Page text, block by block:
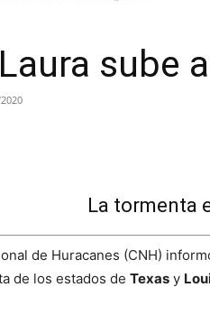
sube
La tormenta
de Huracanes (CNH)
de los estados de Texas y